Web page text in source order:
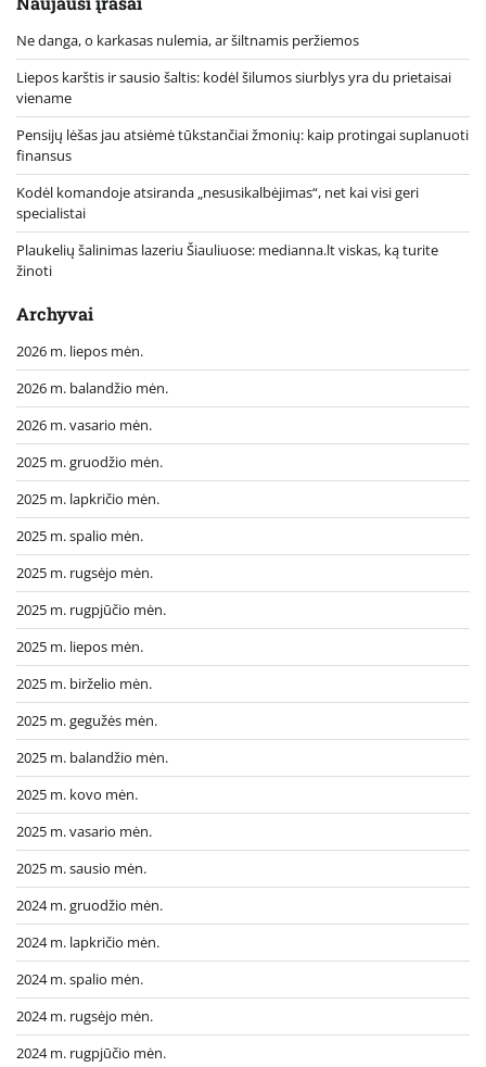
Ne danga, o karkasas nulemia, ar šiltnamis peržiemos
Liepos karštis ir sausio šaltis: kodėl šilumos siurblys yra du prietaisai
viename
Pensijų lėšas jau atsiėmė tūkstančiai žmonių: kaip protingai suplanuoti
finansus
Kodėl komandoje atsiranda „nesusikalbėjimas“, net kai visi geri
specialistai
Plaukelių šalinimas lazeriu Šiauliuose: medianna.lt viskas, ką turite
žinoti
Archyvai
2026 m. liepos mėn.
2026 m. balandžio mėn.
2026 m. vasario mėn.
2025 m. gruodžio mėn.
2025 m. lapkričio mėn.
2025 m. spalio mėn.
2025 m. rugsėjo mėn.
2025 m. rugpjūčio mėn.
2025 m. liepos mėn.
2025 m. birželio mėn.
2025 m. gegužės mėn.
2025 m. balandžio mėn.
2025 m. kovo mėn.
2025 m. vasario mėn.
2025 m. sausio mėn.
2024 m. gruodžio mėn.
2024 m. lapkričio mėn.
2024 m. spalio mėn.
2024 m. rugsėjo mėn.
2024 m. rugpjūčio mėn.